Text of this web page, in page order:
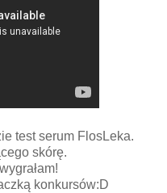
test serum FlosLeka.
skórę.
konkursów:D